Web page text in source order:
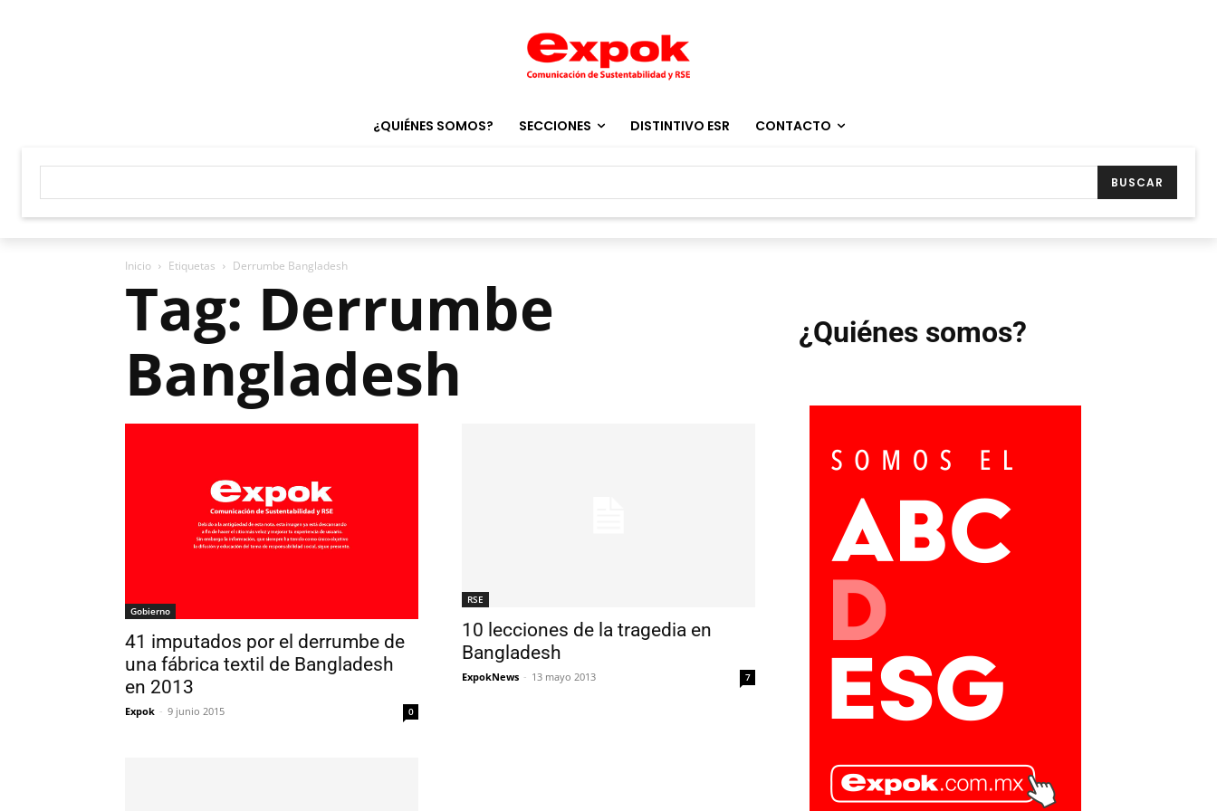
¿QUIÉNES SOMOS? SECCIONES DISTINTIVO ESR CONTACTO
BUSCAR
Inicio Etiquetas Derrumbe Bangladesh
Tag: Derrumbe
Bangladesh
Gobierno
41 imputados por el derrumbe de
una fábrica textil de Bangladesh
en 2013
Expok - 9 junio 2015 0
RSE
10 lecciones de la tragedia en
Bangladesh
ExpokNews - 13 mayo 2013 7
¿Quiénes somos?